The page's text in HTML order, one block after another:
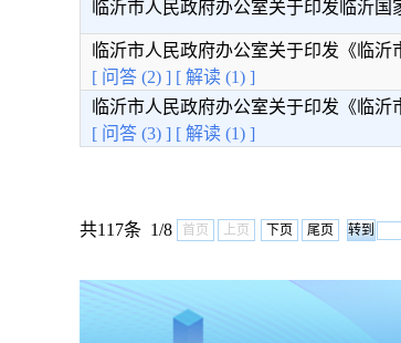
临沂市人民政府办公室关于印发临沂
临沂市人民政府办公室关于印发《临
[ 问答 (2) ] [ 解读 (1) ]
临沂市人民政府办公室关于印发《临
[ 问答 (3) ] [ 解读 (1) ]
共117条 1/8 首页 上页 下页 尾页